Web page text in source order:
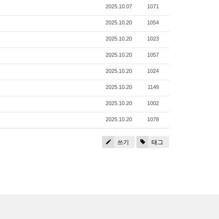
2025.10.07 1071
2025.10.20 1054
2025.10.20 1023
2025.10.20 1057
2025.10.20 1024
2025.10.20 1149
2025.10.20 1002
2025.10.20 1078
쓰기 태그